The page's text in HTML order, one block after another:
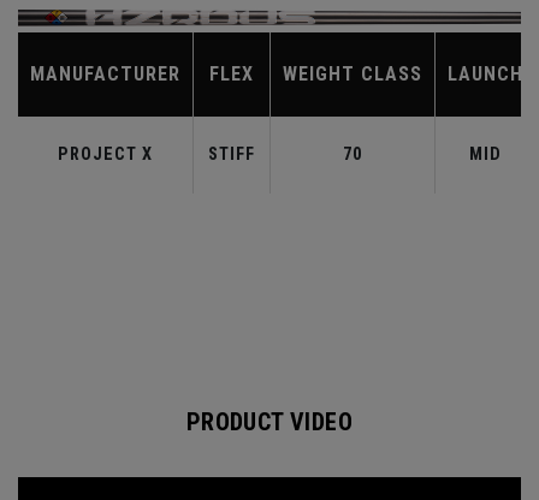
MANUFACTURER FLEX WEIGHT CLASS LAUNCH
PROJECT X STIFF 70 MID
PRODUCT VIDEO